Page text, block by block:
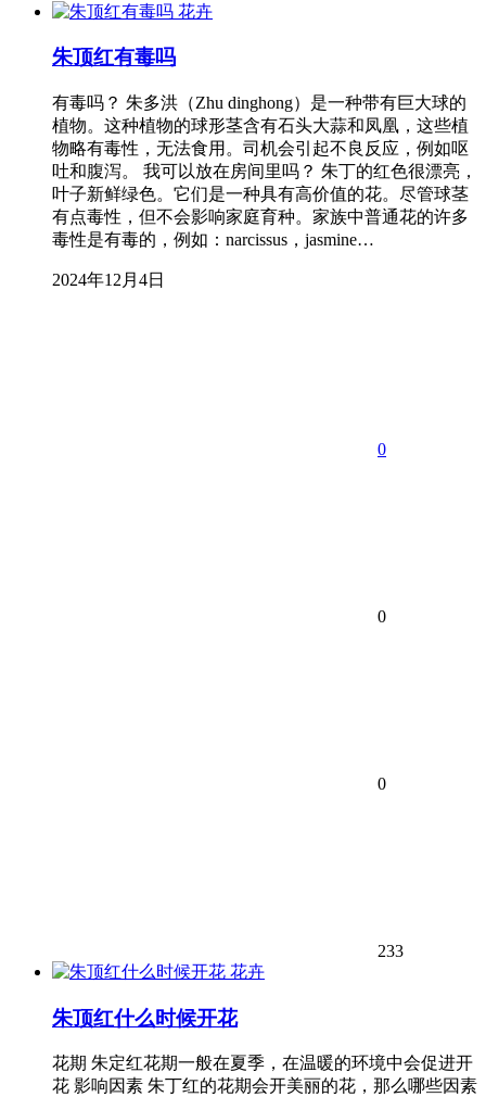
花卉
朱顶红有毒吗
有毒吗？ 朱多洪（Zhu dinghong）是一种带有巨大球的
植物。这种植物的球形茎含有石头大蒜和凤凰，这些植
物略有毒性，无法食用。司机会引起不良反应，例如呕
吐和腹泻。 我可以放在房间里吗？ 朱丁的红色很漂亮，
叶子新鲜绿色。它们是一种具有高价值的花。尽管球茎
有点毒性，但不会影响家庭育种。家族中普通花的许多
毒性是有毒的，例如：narcissus，jasmine…
2024年12月4日
0
0
0
233
花卉
朱顶红什么时候开花
花期 朱定红花期一般在夏季，在温暖的环境中会促进开
花 影响因素 朱丁红的花期会开美丽的花，那么哪些因素